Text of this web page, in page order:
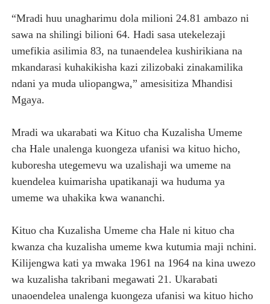
“Mradi huu unagharimu dola milioni 24.81 ambazo ni
sawa na shilingi bilioni 64. Hadi sasa utekelezaji
umefikia asilimia 83, na tunaendelea kushirikiana na
mkandarasi kuhakikisha kazi zilizobaki zinakamilika
ndani ya muda uliopangwa,” amesisitiza Mhandisi
Mgaya.
Mradi wa ukarabati wa Kituo cha Kuzalisha Umeme
cha Hale unalenga kuongeza ufanisi wa kituo hicho,
kuboresha utegemevu wa uzalishaji wa umeme na
kuendelea kuimarisha upatikanaji wa huduma ya
umeme wa uhakika kwa wananchi.
Kituo cha Kuzalisha Umeme cha Hale ni kituo cha
kwanza cha kuzalisha umeme kwa kutumia maji nchini.
Kilijengwa kati ya mwaka 1961 na 1964 na kina uwezo
wa kuzalisha takribani megawati 21. Ukarabati
unaoendelea unalenga kuongeza ufanisi wa kituo hicho